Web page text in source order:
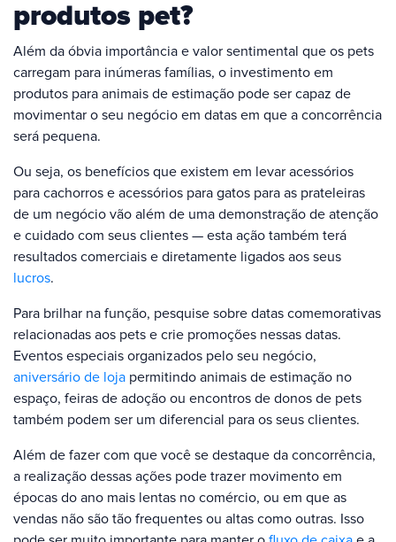
produtos pet?
Além da óbvia importância e valor sentimental que os pets
carregam para inúmeras famílias, o investimento em
produtos para animais de estimação pode ser capaz de
movimentar o seu negócio em datas em que a concorrência
será pequena.
Ou seja, os benefícios que existem em levar acessórios
para cachorros e acessórios para gatos para as prateleiras
de um negócio vão além de uma demonstração de atenção
e cuidado com seus clientes — esta ação também terá
resultados comerciais e diretamente ligados aos seus
lucros.
Para brilhar na função, pesquise sobre datas comemorativas
relacionadas aos pets e crie promoções nessas datas.
Eventos especiais organizados pelo seu negócio,
aniversário de loja permitindo animais de estimação no
espaço, feiras de adoção ou encontros de donos de pets
também podem ser um diferencial para os seus clientes.
Além de fazer com que você se destaque da concorrência,
a realização dessas ações pode trazer movimento em
épocas do ano mais lentas no comércio, ou em que as
vendas não são tão frequentes ou altas como outras. Isso